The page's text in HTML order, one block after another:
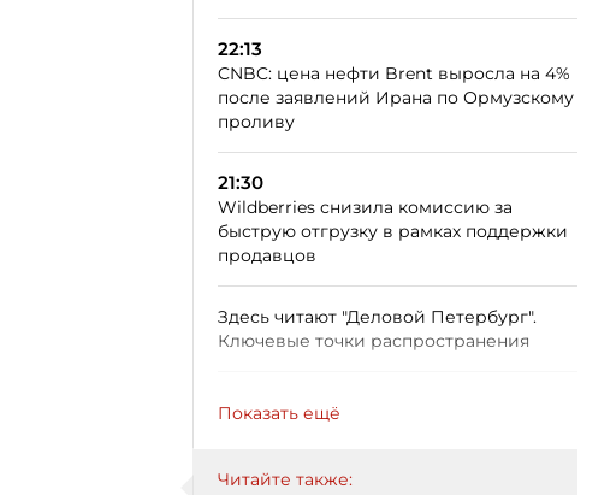
22:13
CNBC: цена нефти Brent выросла на 4%
после заявлений Ирана по Ормузскому
проливу
21:30
Wildberries снизила комиссию за
быструю отгрузку в рамках поддержки
продавцов
Здесь читают "Деловой Петербург".
Ключевые точки распространения
Показать ещё
Читайте также: